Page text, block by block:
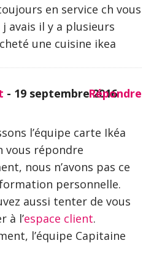
en service ch vous
j avais il y a plusieurs
une cuisine ikea
- 19 septembre 2016
Répondre
l’équipe carte Ikéa
vous répondre
nous n’avons pas ce
personnelle.
aussi tenter de vous
à l’espace client.
l’équipe Capitaine